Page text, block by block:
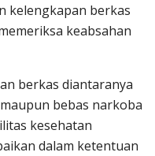
kelengkapan berkas
keabsahan
berkas diantaranya
bebas narkoba
kesehatan
dalam ketentuan